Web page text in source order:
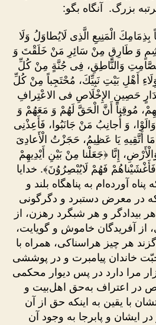
بزرگ. آنگاه بگو:
الْمَنِيعِ الَّذِى لَايُطاوَلُ وَلَا
وَ طَارِقٍ مِنْ سَائِرِ مَنْ خَلَقْتَ وَ
وَالنَّاطِقِ، فِى جُنَّةٍ مِنْ كُلِّ
أَهْلِ بَيْتِ نَبِيِّكَ، مُحْتَجِباً مِنْ كُلِّ
حَصِينِ الإِخْلَاصِ فى الاعْتِرافِ
مُوقِناً أَنَّ الْحَقَّ لَهُمْ وَ مَعَهُمْ وَ
وَ أُجانِبُ مَنْ جَانَبُوا، فَأَعِذْنِى
أَتَّقِيهِ يَا عَظِيمُ، حَجَزْتُ الْأَعادِىَ
إِنَّا ﴿جَعَلْنا مِنْ بَيْنِ أَيْدِيهِمْ
فَهُمْ لَايُبْصِرُوُنَ﴾. خدایا
آورده‌ام به پناهگاه بلند و
که در معرض دستبرد و دگرگونی
بیدادگر و هر شبگرد رهزن، از
از آفریدگان خاموش و گویایت،
هر چیز هراسناکی، همراه با
خاندان پیامبرت و در پوششی
مرا دارد در پس دیوار محکمی
در اعتراف به‌حق اهل‌بیت و
با یقین به اینکه حق از آن
در ایشان و پابرجا به وجود آن